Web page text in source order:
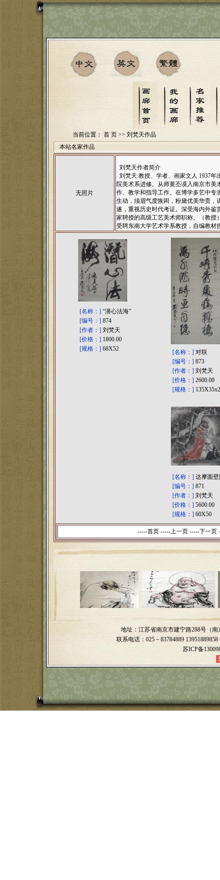
当前位置： 首 页 >> 刘梵天作品
本站名家作品
无照片
刘梵天作者简介
刘梵天:教授、学者、画家文人 1937
院美术系进修。从师黄丕谟入南京市
作、教学和指导工作。在博学多艺中专
生动，须眉气度恢闳，粉黛优美华贵，
遂，重视历史时代考证。深受海内外鉴
家聘授的高级工艺美术师职称。（教授
受聘东南大学艺术学系教授，自编教材
[名称：] “潜心法海”
[编号：] 874
[作者：] 刘梵天
[价格：] 1800.00
[规格：] 68X52 [名称：] 对联
[编号：] 873
[作者：] 刘梵天
[价格：] 2600.00
[规格：] 135X35x2
[名称：] 达摩面壁
[编号：] 871
[作者：] 刘梵天
[价格：] 5600.00
[规格：] 60X50
-----首页 -----上一页 -----下一页
地址：江苏省南京市建宁路288号
联系电话：025－83784889
苏ICP备